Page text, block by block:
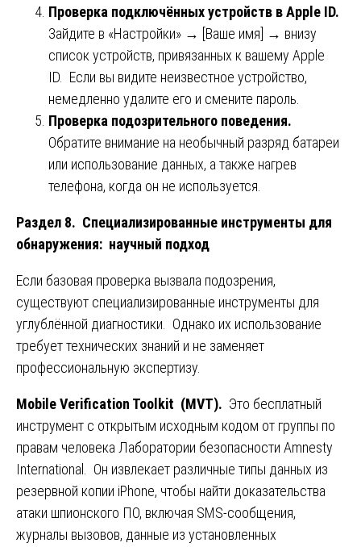
Проверка подключённых устройств в Apple ID.
Зайдите в «Настройки» → [Ваше имя] → внизу
список устройств, привязанных к вашему Apple
ID. Если вы видите неизвестное устройство,
немедленно удалите его и смените пароль.
Проверка подозрительного поведения.
Обратите внимание на необычный разряд батареи
или использование данных, а также нагрев
телефона, когда он не используется.
Раздел 8. Специализированные инструменты для
обнаружения: научный подход
Если базовая проверка вызвала подозрения,
существуют специализированные инструменты для
углублённой диагностики. Однако их использование
требует технических знаний и не заменяет
профессиональную экспертизу.
Mobile Verification Toolkit (MVT). Это бесплатный
инструмент с открытым исходным кодом от группы по
правам человека Лаборатории безопасности Amnesty
International. Он извлекает различные типы данных из
резервной копии iPhone, чтобы найти доказательства
атаки шпионского ПО, включая SMS-сообщения,
журналы вызовов, данные из установленных